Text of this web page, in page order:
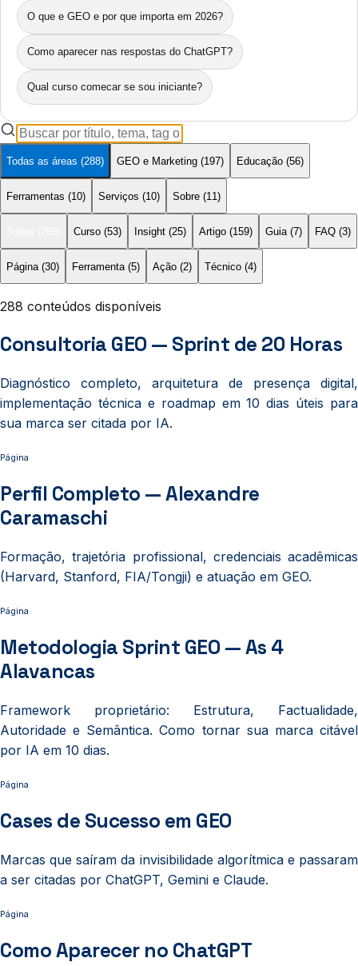
O que e GEO e por que importa em 2026?
Como aparecer nas respostas do ChatGPT?
Qual curso comecar se sou iniciante?
Todas as áreas (288) GEO e Marketing (197) Educação (56)
Ferramentas (10) Serviços (10) Sobre (11)
Curso (53) Insight (25) Artigo (159) Guia (7) FAQ (3)
Página (30) Ferramenta (5) Ação (2) Técnico (4)
288 conteúdos disponíveis
Consultoria GEO — Sprint de 20 Horas
Diagnóstico completo, arquitetura de presença digital,
implementação técnica e roadmap em 10 dias úteis para
sua marca ser citada por IA.
Página
Perfil Completo — Alexandre
Caramaschi
Formação, trajetória profissional, credenciais acadêmicas
(Harvard, Stanford, FIA/Tongji) e atuação em GEO.
Página
Metodologia Sprint GEO — As 4
Alavancas
Framework proprietário: Estrutura, Factualidade,
Autoridade e Semântica. Como tornar sua marca citável
por IA em 10 dias.
Página
Cases de Sucesso em GEO
Marcas que saíram da invisibilidade algorítmica e passaram
a ser citadas por ChatGPT, Gemini e Claude.
Página
Como Aparecer no ChatGPT